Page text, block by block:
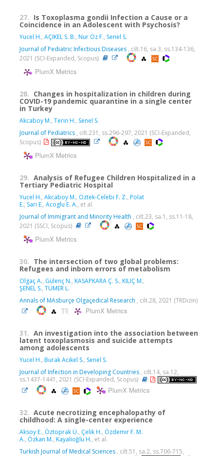
27. Is Toxoplasma gondii Infection a Cause or a
Coincidence in an Adolescent with Psychosis?
Yucel H., AÇIKEL S. B., Nur Öz F., Senel S.
Journal of Pediatric Infectious Diseases , cilt.16, sa.3, ss.134-136,
2021 (SCI-Expanded, Scopus)
PlumX Metrics
28. Changes in hospitalization in children during
COVID-19 pandemic quarantine in a single center
in Turkey
Akcaboy M., Terin H., Senel S.
Journal of Pediatrics , cilt.231, ss.296-297, 2021 (SCI-Expanded,
Scopus)
PlumX Metrics
29. Analysis of Refugee Children Hospitalized in a
Tertiary Pediatric Hospital
Yucel H., Akcaboy M., Oztek-Celebi F. Z., Polat
E., Sari E., Acoglu E. A., et al.
Journal of Immigrant and Minority Health , cilt.23, sa.1, ss.11-18,
2021 (SSCI, Scopus)
PlumX Metrics
30. The intersection of two global problems:
Refugees and inborn errors of metabolism
Olgaç A., Gülenç N., KASAPKARA Ç. S., KILIÇ M.,
ŞENEL S., TÜMER L.
Annals of MAsburçe Olgaçedical Research , cilt.28, 2021 (TRDizin)
PlumX Metrics
31. An investigation into the association between
latent toxoplasmosis and suicide attempts
among adolescents
Yucel H., Burak Acikel S., Senel S.
Journal of Infection in Developing Countries , cilt.14, sa.12,
ss.1437-1441, 2021 (SCI-Expanded, Scopus)
PlumX Metrics
32. Acute necrotizing encephalopathy of
childhood: A single-center experience
Aksoy E., Öztoprak Ü., Çelık H., Özdemır F. M.
A., Özkan M., Kayalioğlu H., et al.
Turkish Journal of Medical Sciences , cilt.51, sa.2, ss.706-715,